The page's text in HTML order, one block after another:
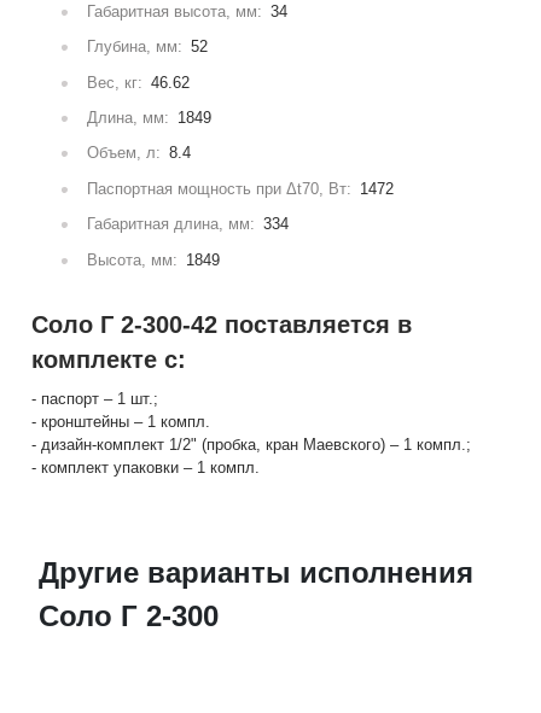
Габаритная высота, мм: 34
Глубина, мм: 52
Вес, кг: 46.62
Длина, мм: 1849
Объем, л: 8.4
Паспортная мощность при Δt70, Вт: 1472
Габаритная длина, мм: 334
Высота, мм: 1849
Соло Г 2-300-42 поставляется в
комплекте с:
- паспорт – 1 шт.;
- кронштейны – 1 компл.
- дизайн-комплект 1/2" (пробка, кран Маевского) – 1 компл.;
- комплект упаковки – 1 компл.
Другие варианты исполнения
Соло Г 2-300